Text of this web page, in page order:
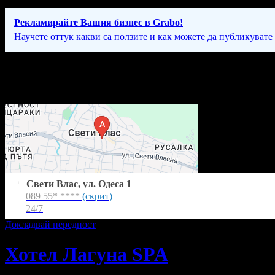
Рекламирайте Вашия бизнес в Grabo!
Научете оттук какви са ползите и как можете да публикувате
1
Свети Влас, ул. Одеса 1
089 55* **** (скрит)
24/7
Докладвай нередност
Хотел Лагуна SPA